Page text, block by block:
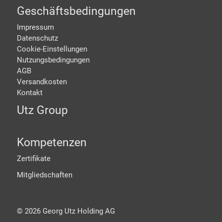
Geschäftsbedingungen
Impressum
Datenschutz
Cookie-Einstellungen
Nutzungsbedingungen
AGB
Versandkosten
Kontakt
Utz Group
Kompetenzen
Zertifikate
Mitgliedschaften
© 2026Georg Utz Holding AG